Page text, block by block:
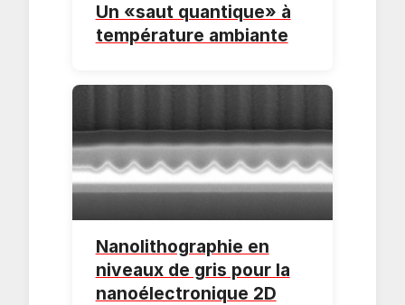
Un «saut quantique» à
température ambiante
Nanolithographie en
niveaux de gris pour la
nanoélectronique 2D